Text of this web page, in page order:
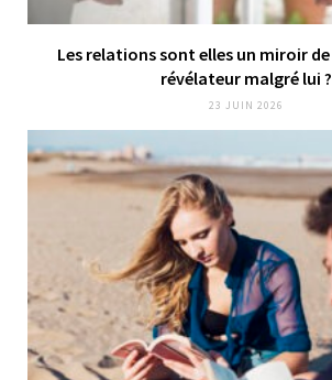
Les relations sont elles un miroir de
révélateur malgré lui ?
23 JUIN 2026